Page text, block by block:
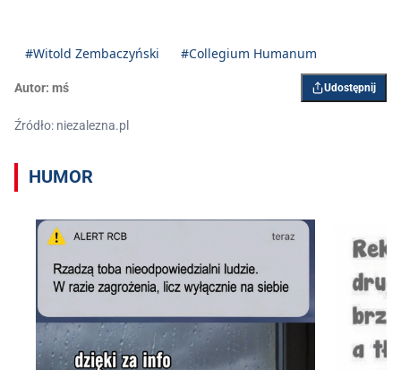
#Witold Zembaczyński #Collegium Humanum
Autor: mś Udostępnij
Źródło: niezalezna.pl
HUMOR